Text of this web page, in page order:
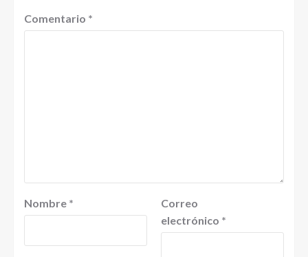
Comentario *
Nombre *
Correo
electrónico *